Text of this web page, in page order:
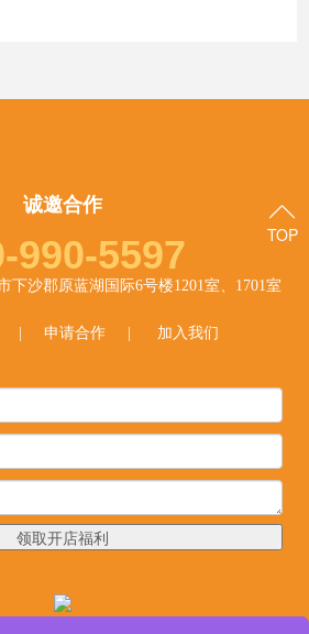
诚邀合作
990-5597
下沙郡原蓝湖国际6号楼1201室、1701室
| 申请合作| 加入我们
领取开店福利
TOP